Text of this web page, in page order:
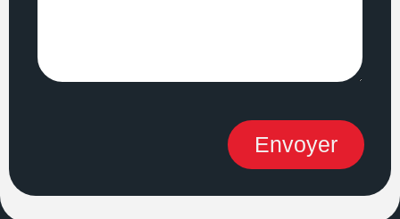
Envoyer